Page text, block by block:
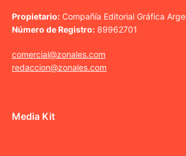
Propietario: Compañía Editorial Gráfica
Número de Registro: 89962701
comercial@zonales.com
redaccion@zonales.com
Media Kit